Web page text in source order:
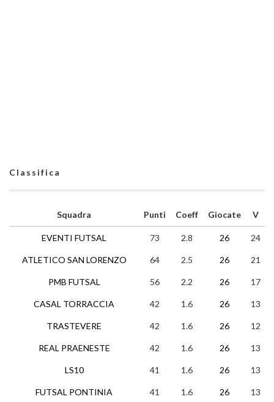
Classifica
Squadra
EVENTI FUTSAL
ATLETICO SAN LORENZO
PMB FUTSAL
CASAL TORRACCIA
TRASTEVERE
REAL PRAENESTE
LS10
FUTSAL PONTINIA
Punti Coeff Giocate V
73 2.8 26 24
64 2.5 26 21
56 2.2 26 17
42 1.6 26 13
42 1.6 26 12
42 1.6 26 13
41 1.6 26 13
41 1.6 26 13